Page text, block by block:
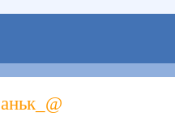
аньк_@